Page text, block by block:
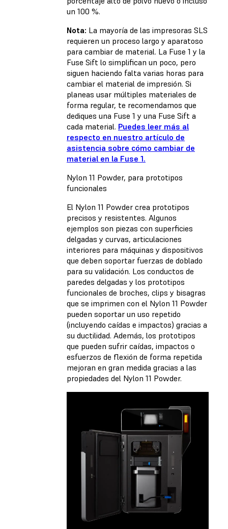
un 100 %.
Nota: La mayoría de las impresoras SLS
requieren un proceso largo y aparatoso
para cambiar de material. La Fuse 1 y la
Fuse Sift lo simplifican un poco, pero
siguen haciendo falta varias horas para
cambiar el material de impresión. Si
planeas usar múltiples materiales de
forma regular, te recomendamos que
dediques una Fuse 1 y una Fuse Sift a
cada material. Puedes leer más al
respecto en nuestro artículo de
asistencia sobre cómo cambiar de
material en la Fuse 1.
Nylon 11 Powder, para prototipos
funcionales
El Nylon 11 Powder crea prototipos
precisos y resistentes. Algunos
ejemplos son piezas con superficies
delgadas y curvas, articulaciones
interiores para máquinas y dispositivos
que deben soportar fuerzas de doblado
para su validación. Los conductos de
paredes delgadas y los prototipos
funcionales de broches, clips y bisagras
que se imprimen con el Nylon 11 Powder
pueden soportar un uso repetido
(incluyendo caídas e impactos) gracias a
su ductilidad. Además, los prototipos
que pueden sufrir caídas, impactos o
esfuerzos de flexión de forma repetida
mejoran en gran medida gracias a las
propiedades del Nylon 11 Powder.